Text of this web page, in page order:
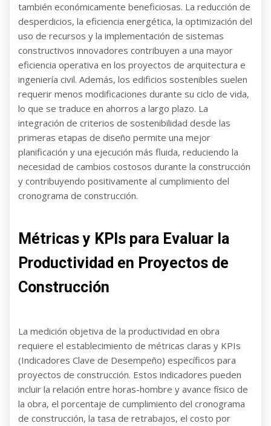
también económicamente beneficiosas. La reducción de
desperdicios, la eficiencia energética, la optimización del
uso de recursos y la implementación de sistemas
constructivos innovadores contribuyen a una mayor
eficiencia operativa en los proyectos de arquitectura e
ingeniería civil. Además, los edificios sostenibles suelen
requerir menos modificaciones durante su ciclo de vida,
lo que se traduce en ahorros a largo plazo. La
integración de criterios de sostenibilidad desde las
primeras etapas de diseño permite una mejor
planificación y una ejecución más fluida, reduciendo la
necesidad de cambios costosos durante la construcción
y contribuyendo positivamente al cumplimiento del
cronograma de construcción.
Métricas y KPIs para Evaluar la
Productividad en Proyectos de
Construcción
La medición objetiva de la productividad en obra
requiere el establecimiento de métricas claras y KPIs
(Indicadores Clave de Desempeño) específicos para
proyectos de construcción. Estos indicadores pueden
incluir la relación entre horas-hombre y avance físico de
la obra, el porcentaje de cumplimiento del cronograma
de construcción, la tasa de retrabajos, el costo por